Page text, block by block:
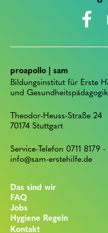
proapollo | sam
Bildungsinstitut für Erste
und Gesundheitspädagogik
Theodor-Heuss-Straße 24
70174 Stuttgart
Service-Telefon 0711 8179 -
info@sam-erstehilfe.de
Das sind wir
FAQ
Jobs
Hygiene Regeln
Kontakt